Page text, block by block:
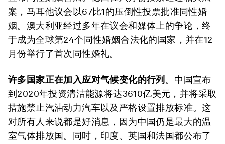
案，马耳他议会以67比1的压倒性投票批准同性婚
姻。澳大利亚经过多年在议会和媒体上的争论，终
于成为全球第24个同性婚姻合法化的国家，并在12
月份举行了首次同性婚礼。
许多国家正在加入应对气候变化的行列 。中国宣布
到2020年投资清洁能源将达3610亿美元，并将采取
措施禁止汽油动力汽车以及严格设置排放标准。这
对所有人来说都是好消息，因为中国仍是最大的温
室气体排放国。同时，印度、英国和法国都公布了